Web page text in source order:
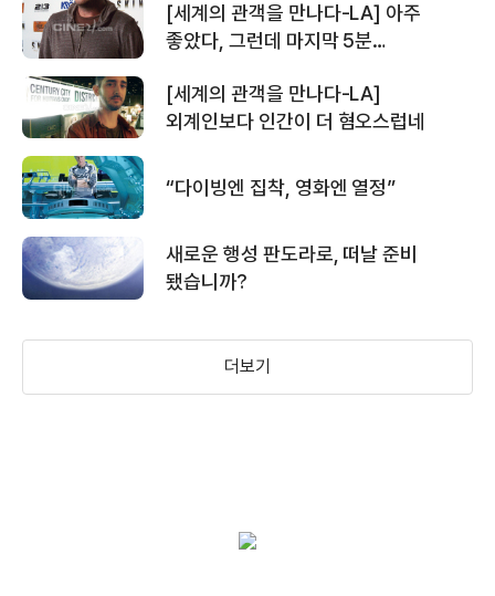
[세계의 관객을 만나다-LA] 아주
좋았다, 그런데 마지막 5분…
[세계의 관객을 만나다-LA]
외계인보다 인간이 더 혐오스럽네
“다이빙엔 집착, 영화엔 열정”
새로운 행성 판도라로, 떠날 준비
됐습니까?
더보기